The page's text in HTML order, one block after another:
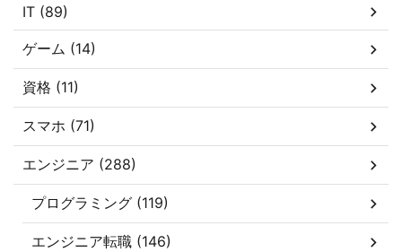
IT (89)
ゲーム (14)
資格 (11)
スマホ (71)
エンジニア (288)
プログラミング (119)
エンジニア転職 (146)